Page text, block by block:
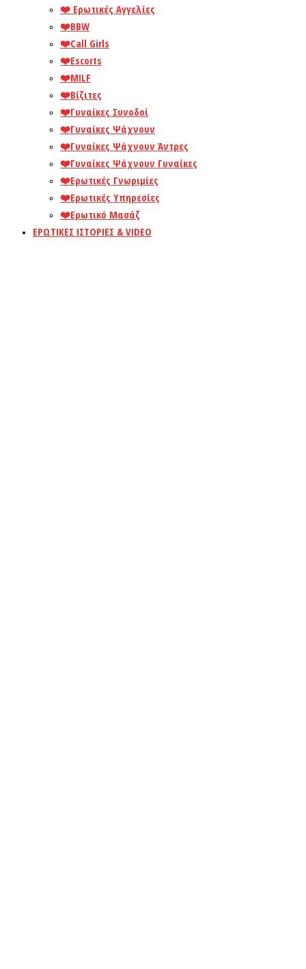
❤️️ Ερωτικές Αγγελίες
❤️️BBW
❤️️Call Girls
❤️️Escorts
❤️️MILF
❤️️Βίζιτες
❤️️Γυναίκες Συνοδοί
❤️️Γυναίκες Ψάχνουν
❤️️Γυναίκες Ψάχνουν Άντρες
❤️️Γυναίκες Ψάχνουν Γυναίκες
❤️️Ερωτικές Γνωριμίες
❤️️Ερωτικές Υπηρεσίες
❤️️Ερωτικό Μασάζ
ΕΡΩΤΙΚΕΣ ΙΣΤΟΡΙΕΣ & VIDEO